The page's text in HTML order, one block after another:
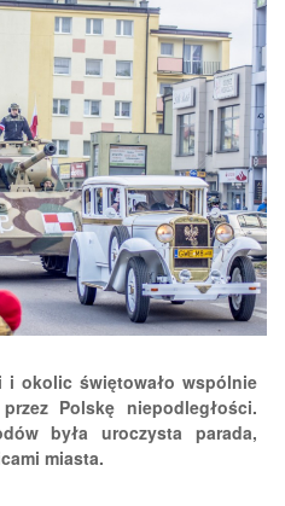
i okolic świętowało wspólnie
Polskę niepodległości.
była uroczysta parada,
miasta.